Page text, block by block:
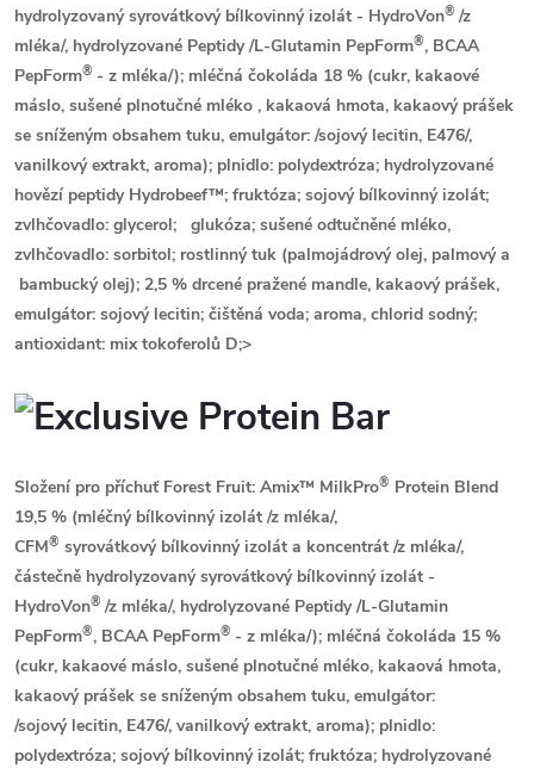
hydrolyzovanýsyrovátkovýbílkovinný izolát - HydroVon® /z
mléka/, hydrolyzované Peptidy /L-Glutamin PepForm®, BCAA
PepForm® - z mléka/); mléčná čokoláda 18 % (cukr, kakaové
máslo, sušené plnotučné mléko , kakaová hmota, kakaový prášek
se sníženým obsahem tuku, emulgátor: /sojový lecitin, E476/,
vanilkový extrakt, aroma); plnidlo: polydextróza; hydrolyzované
hovězí peptidy Hydrobeef™; fruktóza; sojovýbílkovinný izolát;
zvlhčovadlo: glycerol;
glukóza; sušené odtučněné mléko,
zvlhčovadlo: sorbitol; rostlinný tuk (palmojádrový olej, palmový a
bambucký olej); 2,5 % drcené pražené mandle, kakaový prášek,
emulgátor: sojovýlecitin; čištěná voda; aroma, chlorid sodný;
antioxidant: mix tokoferolů D;>
Složení pro příchuť Forest Fruit: Amix™ MilkPro® Protein Blend
19,5 % (mléčnýbílkovinný izolát /z mléka/,
CFM® syrovátkovýbílkovinný izolát a koncentrát /z mléka/,
částečně hydrolyzovanýsyrovátkovýbílkovinný izolát -
HydroVon® /z mléka/, hydrolyzované Peptidy /L-Glutamin
PepForm®, BCAA PepForm® - z mléka/); mléčná čokoláda 15 %
(cukr, kakaové máslo, sušené plnotučné mléko, kakaová hmota,
kakaový prášek se sníženým obsahem tuku, emulgátor:
/sojový lecitin, E476/, vanilkový extrakt, aroma); plnidlo:
polydextróza; sojovýbílkovinný izolát; fruktóza; hydrolyzované